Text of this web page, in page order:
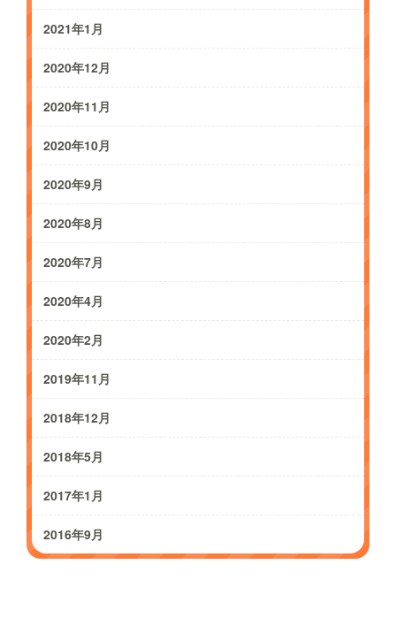
2021年1月
2020年12月
2020年11月
2020年10月
2020年9月
2020年8月
2020年7月
2020年4月
2020年2月
2019年11月
2018年12月
2018年5月
2017年1月
2016年9月